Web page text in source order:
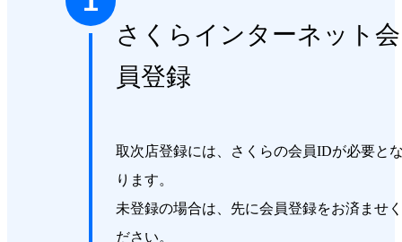
さくらインターネット会
員登録
取次店登録には、さくらの会員IDが必要と
ります。
未登録の場合は、先に会員登録をお済ませ
ださい。